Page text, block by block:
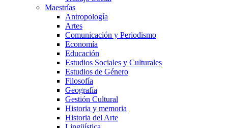
Maestrías
Antropología
Artes
Comunicación y Periodismo
Economía
Educación
Estudios Sociales y Culturales
Estudios de Género
Filosofía
Geografía
Gestión Cultural
Historia y memoria
Historia del Arte